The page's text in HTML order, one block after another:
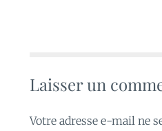
Laisser un
Votre adresse e-mail ne